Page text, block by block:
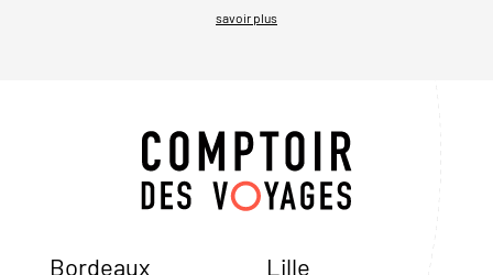
savoir plus
Bordeaux Lille